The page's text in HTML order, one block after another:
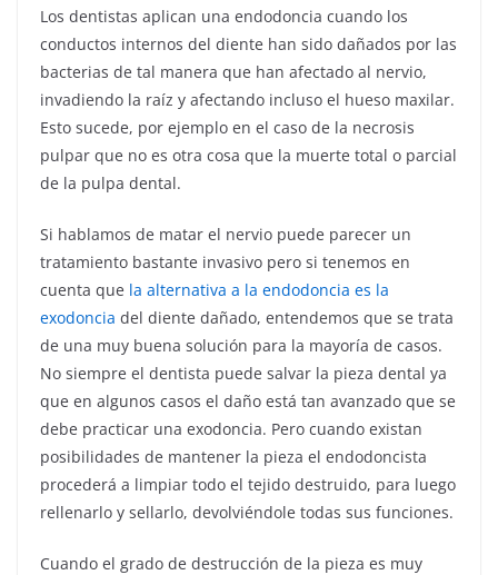
Los dentistas aplican una endodoncia cuando los
conductos internos del diente han sido dañados por las
bacterias de tal manera que han afectado al nervio,
invadiendo la raíz y afectando incluso el hueso maxilar.
Esto sucede, por ejemplo en el caso de la necrosis
pulpar que no es otra cosa que la muerte total o parcial
de la pulpa dental.
Si hablamos de matar el nervio puede parecer un
tratamiento bastante invasivo pero si tenemos en
cuenta que la alternativa a la endodoncia es la
exodoncia del diente dañado, entendemos que se trata
de una muy buena solución para la mayoría de casos.
No siempre el dentista puede salvar la pieza dental ya
que en algunos casos el daño está tan avanzado que se
debe practicar una exodoncia. Pero cuando existan
posibilidades de mantener la pieza el endodoncista
procederá a limpiar todo el tejido destruido, para luego
rellenarlo y sellarlo, devolviéndole todas sus funciones.
Cuando el grado de destrucción de la pieza es muy